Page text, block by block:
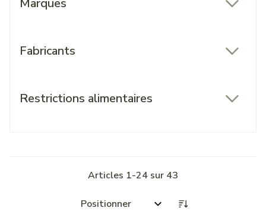
Marques
Fabricants
Restrictions alimentaires
Articles 1-24 sur 43
Trier par: